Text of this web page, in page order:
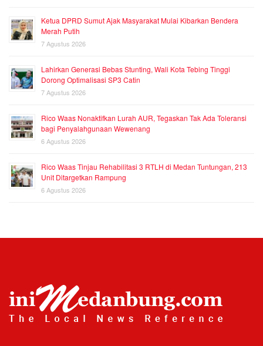
Ketua DPRD Sumut Ajak Masyarakat Mulai Kibarkan Bendera
Merah Putih
7 Agustus 2026
Lahirkan Generasi Bebas Stunting, Wali Kota Tebing Tinggi
Dorong Optimalisasi SP3 Catin
7 Agustus 2026
Rico Waas Nonaktifkan Lurah AUR, Tegaskan Tak Ada Toleransi
bagi Penyalahgunaan Wewenang
6 Agustus 2026
Rico Waas Tinjau Rehabilitasi 3 RTLH di Medan Tuntungan, 213
Unit Ditargetkan Rampung
6 Agustus 2026